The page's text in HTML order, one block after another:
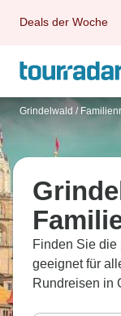
Deals der Woche
Grindelwald /
Finden Sie die
geeignet für
Rundreisen in